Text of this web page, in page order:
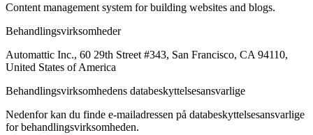
Content management system for building websites and blogs.
Behandlingsvirksomheder
Automattic Inc., 60 29th Street #343, San Francisco, CA 94110,
United States of America
Behandlingsvirksomhedens databeskyttelsesansvarlige
Nedenfor kan du finde e-mailadressen på databeskyttelsesansvarlige
for behandlingsvirksomheden.